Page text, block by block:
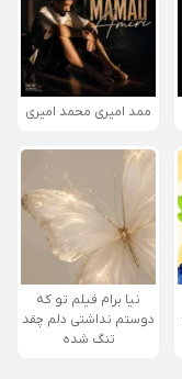
ممد امیری محمد امیری
نیا برام فیلم تو که
دوستم نداشتی دلم چقد
تنگ شده